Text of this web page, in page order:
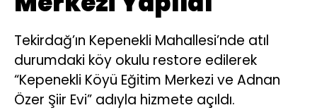
Tekirdağ’ın Kepenekli Mahallesi’nde atıl
durumdaki köy okulu restore edilerek
“Kepenekli Köyü Eğitim Merkezi ve Adnan
Özer Şiir Evi” adıyla hizmete açıldı.